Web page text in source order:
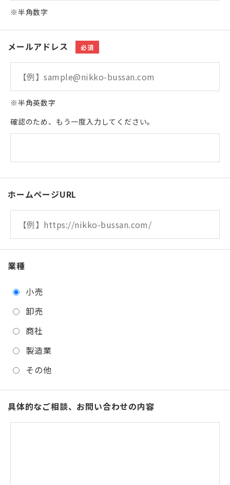
※半角数字
メールアドレス 必須
※半角英数字
確認のため、もう一度入力してください。
ホームページURL
業種
小売
卸売
商社
製造業
その他
具体的なご相談、お問い合わせの内容